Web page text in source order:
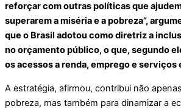
reforçar com outras políticas que
superarem a miséria e a pobreza”,
que o Brasil adotou como diretriz a
no orçamento público, o que, segundo
os acessos a renda, emprego e serviços
A estratégia, afirmou, contribui não
pobreza, mas também para dinamizar a